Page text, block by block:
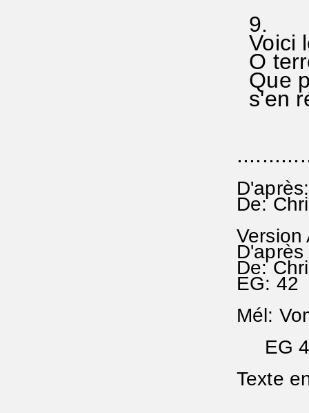
9.
Voici
O
Que
s'en
De:
Version
De:
EG: 42
Mél:
EG 4
Texte